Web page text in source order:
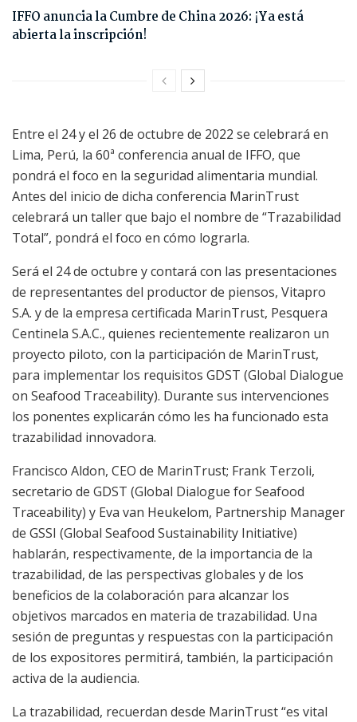
IFFO anuncia la Cumbre de China 2026: ¡Ya está
abierta la inscripción!
Entre el 24 y el 26 de octubre de 2022 se celebrará en
Lima, Perú, la 60ª conferencia anual de IFFO, que
pondrá el foco en la seguridad alimentaria mundial.
Antes del inicio de dicha conferencia MarinTrust
celebrará un taller que bajo el nombre de “Trazabilidad
Total”, pondrá el foco en cómo lograrla.
Será el 24 de octubre y contará con las presentaciones
de representantes del productor de piensos, Vitapro
S.A. y de la empresa certificada MarinTrust, Pesquera
Centinela S.A.C., quienes recientemente realizaron un
proyecto piloto, con la participación de MarinTrust,
para implementar los requisitos GDST (Global Dialogue
on Seafood Traceability). Durante sus intervenciones
los ponentes explicarán cómo les ha funcionado esta
trazabilidad innovadora.
Francisco Aldon, CEO de MarinTrust; Frank Terzoli,
secretario de GDST (Global Dialogue for Seafood
Traceability) y Eva van Heukelom, Partnership Manager
de GSSI (Global Seafood Sustainability Initiative)
hablarán, respectivamente, de la importancia de la
trazabilidad, de las perspectivas globales y de los
beneficios de la colaboración para alcanzar los
objetivos marcados en materia de trazabilidad. Una
sesión de preguntas y respuestas con la participación
de los expositores permitirá, también, la participación
activa de la audiencia.
La trazabilidad, recuerdan desde MarinTrust “es vital